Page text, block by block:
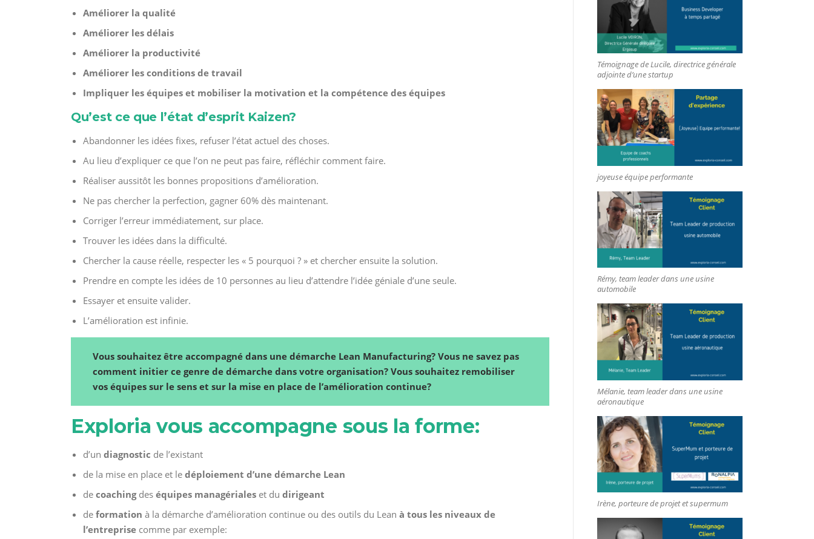
Améliorer la qualité
Améliorer les délais
Améliorer la productivité
Améliorer les conditions de travail
Impliquer les équipes et mobiliser la motivation et la compétence des équipes
Qu’est ce que l’état d’esprit Kaizen?
Abandonner les idées fixes, refuser l’état actuel des choses.
Au lieu d’expliquer ce que l’on ne peut pas faire, réfléchir comment faire.
Réaliser aussitôt les bonnes propositions d’amélioration.
Ne pas chercher la perfection, gagner 60% dès maintenant.
Corriger l’erreur immédiatement, sur place.
Trouver les idées dans la difficulté.
Chercher la cause réelle, respecter les « 5 pourquoi ? » et chercher ensuite la solution.
Prendre en compte les idées de 10 personnes au lieu d’attendre l’idée géniale d’une seule.
Essayer et ensuite valider.
L’amélioration est infinie.
Vous souhaitez être accompagné dans une démarche Lean Manufacturing? Vous ne savez pas
comment initier ce genre de démarche dans votre organisation? Vous souhaitez remobiliser
vos équipes sur le sens et sur la mise en place de l’amélioration continue?
Exploria vous accompagne sous la forme:
d’un diagnostic de l’existant
de la mise en place et le déploiement d’une démarche Lean
de coachingdes équipes managériales et du dirigeant
de formation à la démarche d’amélioration continue ou des outils du Lean à tous les niveaux de
l’entreprise comme par exemple:
Témoignage de Lucile, directrice générale
adjointe d’une startup
joyeuse équipe performante
Rémy, team leader dans une usine
automobile
Mélanie, team leader dans une usine
aéronautique
Irène, porteure de projet et supermum